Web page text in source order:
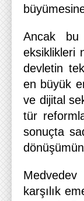
Ancak bu
eksiklikleri
devletin
en büyük
ve dijital
tür
sonuçta
Medvedev
karşılık